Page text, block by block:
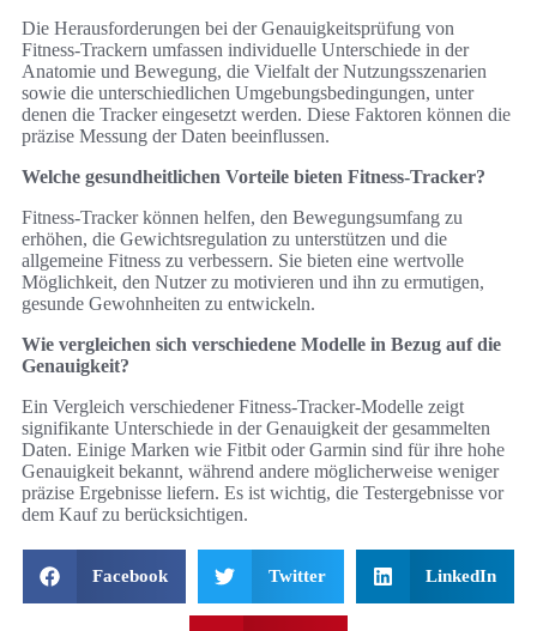
Die Herausforderungen bei der Genauigkeitsprüfung von
Fitness-Trackern umfassen individuelle Unterschiede in der
Anatomie und Bewegung, die Vielfalt der Nutzungsszenarien
sowie die unterschiedlichen Umgebungsbedingungen, unter
denen die Tracker eingesetzt werden. Diese Faktoren können die
präzise Messung der Daten beeinflussen.
Welche gesundheitlichen Vorteile bieten Fitness-Tracker?
Fitness-Tracker können helfen, den Bewegungsumfang zu
erhöhen, die Gewichtsregulation zu unterstützen und die
allgemeine Fitness zu verbessern. Sie bieten eine wertvolle
Möglichkeit, den Nutzer zu motivieren und ihn zu ermutigen,
gesunde Gewohnheiten zu entwickeln.
Wie vergleichen sich verschiedene Modelle in Bezug auf die
Genauigkeit?
Ein Vergleich verschiedener Fitness-Tracker-Modelle zeigt
signifikante Unterschiede in der Genauigkeit der gesammelten
Daten. Einige Marken wie Fitbit oder Garmin sind für ihre hohe
Genauigkeit bekannt, während andere möglicherweise weniger
präzise Ergebnisse liefern. Es ist wichtig, die Testergebnisse vor
dem Kauf zu berücksichtigen.
Facebook Twitter LinkedIn